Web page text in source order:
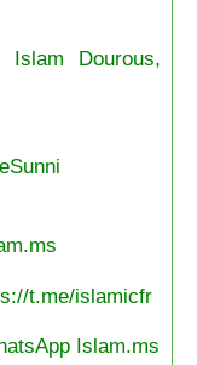
Islam Dourous,
t.me/islamicfr
Islam.ms